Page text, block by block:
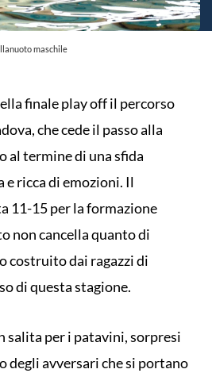
maschile
finale play off il percorso
che cede il passo alla
al termine di una sfida
ricca di emozioni. Il
11-15 per la formazione
non cancella quanto di
costruito dai ragazzi di
di questa stagione.
salita per i patavini, sorpresi
degli avversari che si portano